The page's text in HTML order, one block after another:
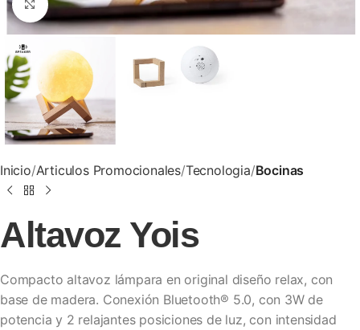
Clic para ampliar
Inicio Articulos Promocionales Tecnologia Bocinas
Altavoz Yois
Compacto altavoz lámpara en original diseño relax, con
base de madera. Conexión Bluetooth® 5.0, con 3W de
potencia y 2 relajantes posiciones de luz, con intensidad